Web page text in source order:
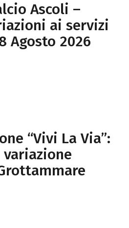
Ascoli –
ai servizi
Agosto 2026
“Vivi La Via”: